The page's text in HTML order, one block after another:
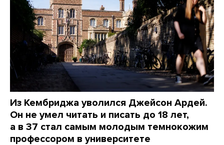
Из Кембриджа уволился Джейсон Ардей.
Он не умел читать и писать до 18 лет,
а в 37 стал самым молодым темнокожим
профессором в университете